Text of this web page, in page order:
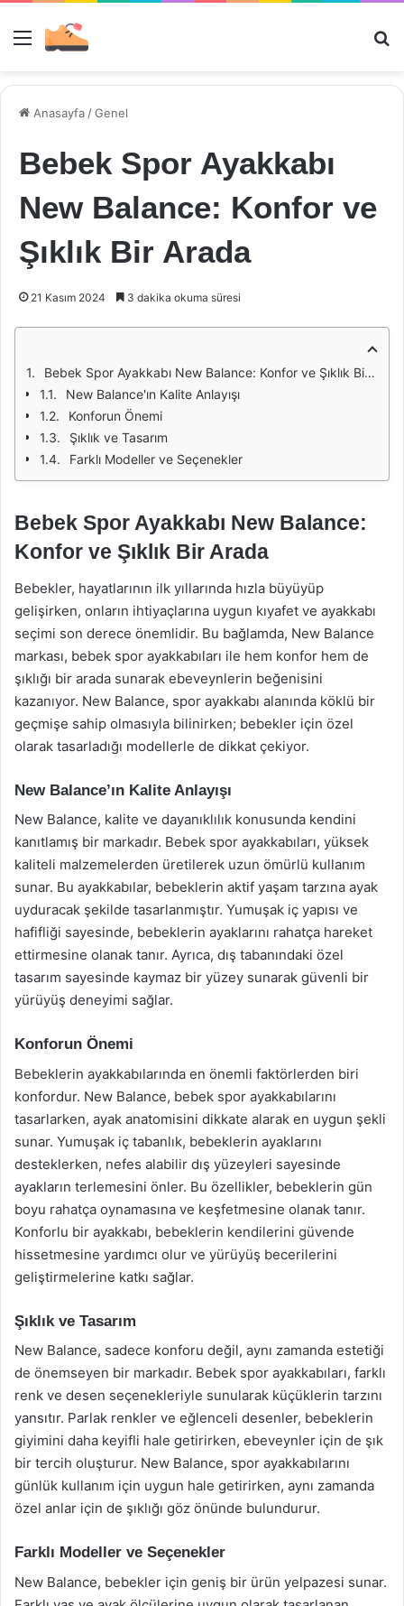
Menü
Anasayfa /Genel
Bebek Spor Ayakkabı
New Balance: Konfor ve
Şıklık Bir Arada
21 Kasım 2024 3 dakika okuma süresi
Bebek Spor Ayakkabı New Balance: Konfor ve Şıklık Bir Arada
New Balance'ın Kalite Anlayışı
Konforun Önemi
Şıklık ve Tasarım
Farklı Modeller ve Seçenekler
Bebek Spor Ayakkabı New Balance:
Konfor ve Şıklık Bir Arada
Bebekler, hayatlarının ilk yıllarında hızla büyüyüp
gelişirken, onların ihtiyaçlarına uygun kıyafet ve ayakkabı
seçimi son derece önemlidir. Bu bağlamda, New Balance
markası, bebek spor ayakkabıları ile hem konfor hem de
şıklığı bir arada sunarak ebeveynlerin beğenisini
kazanıyor. New Balance, spor ayakkabı alanında köklü bir
geçmişe sahip olmasıyla bilinirken; bebekler için özel
olarak tasarladığı modellerle de dikkat çekiyor.
New Balance’ın Kalite Anlayışı
New Balance, kalite ve dayanıklılık konusunda kendini
kanıtlamış bir markadır. Bebek spor ayakkabıları, yüksek
kaliteli malzemelerden üretilerek uzun ömürlü kullanım
sunar. Bu ayakkabılar, bebeklerin aktif yaşam tarzına ayak
uyduracak şekilde tasarlanmıştır. Yumuşak iç yapısı ve
hafifliği sayesinde, bebeklerin ayaklarını rahatça hareket
ettirmesine olanak tanır. Ayrıca, dış tabanındaki özel
tasarım sayesinde kaymaz bir yüzey sunarak güvenli bir
yürüyüş deneyimi sağlar.
Konforun Önemi
Bebeklerin ayakkabılarında en önemli faktörlerden biri
konfordur. New Balance, bebek spor ayakkabılarını
tasarlarken, ayak anatomisini dikkate alarak en uygun şekli
sunar. Yumuşak iç tabanlık, bebeklerin ayaklarını
desteklerken, nefes alabilir dış yüzeyleri sayesinde
ayakların terlemesini önler. Bu özellikler, bebeklerin gün
boyu rahatça oynamasına ve keşfetmesine olanak tanır.
Konforlu bir ayakkabı, bebeklerin kendilerini güvende
hissetmesine yardımcı olur ve yürüyüş becerilerini
geliştirmelerine katkı sağlar.
Şıklık ve Tasarım
New Balance, sadece konforu değil, aynı zamanda estetiği
de önemseyen bir markadır. Bebek spor ayakkabıları, farklı
renk ve desen seçenekleriyle sunularak küçüklerin tarzını
yansıtır. Parlak renkler ve eğlenceli desenler, bebeklerin
giyimini daha keyifli hale getirirken, ebeveynler için de şık
bir tercih oluşturur. New Balance, spor ayakkabılarını
günlük kullanım için uygun hale getirirken, aynı zamanda
özel anlar için de şıklığı göz önünde bulundurur.
Farklı Modeller ve Seçenekler
New Balance, bebekler için geniş bir ürün yelpazesi sunar.